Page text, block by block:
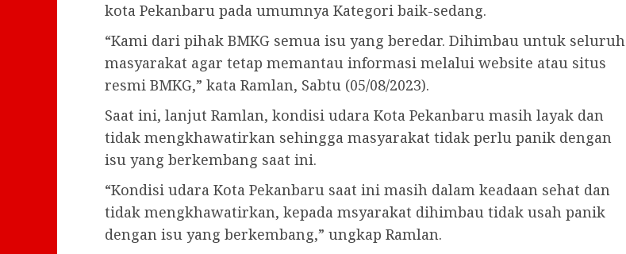
kota Pekanbaru pada umumnya Kategori baik-sedang.
“Kami dari pihak BMKG semua isu yang beredar. Dihimbau untuk seluruh
masyarakat agar tetap memantau informasi melalui website atau situs
resmi BMKG,” kata Ramlan, Sabtu (05/08/2023).
Saat ini, lanjut Ramlan, kondisi udara Kota Pekanbaru masih layak dan
tidak mengkhawatirkan sehingga masyarakat tidak perlu panik dengan
isu yang berkembang saat ini.
“Kondisi udara Kota Pekanbaru saat ini masih dalam keadaan sehat dan
tidak mengkhawatirkan, kepada msyarakat dihimbau tidak usah panik
dengan isu yang berkembang,” ungkap Ramlan.